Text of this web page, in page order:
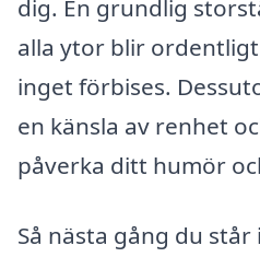
dig. En grundlig
alla ytor blir
inget förbises.
en känsla av renhet
påverka ditt humör
Så nästa gång du